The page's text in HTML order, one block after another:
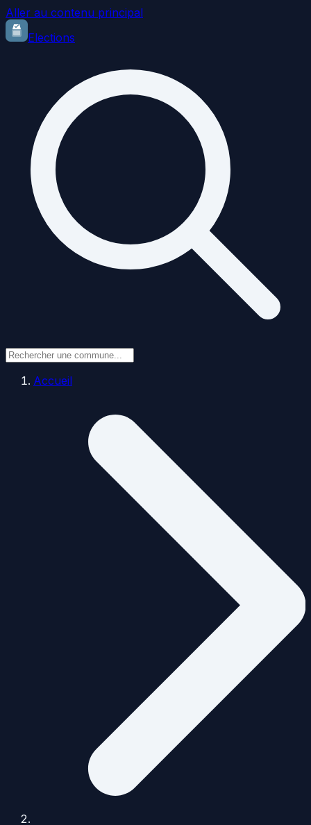
Aller au contenu principal
Elections
Accueil